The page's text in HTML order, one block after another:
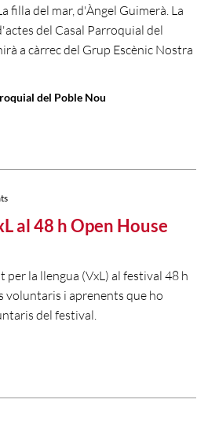
filla del mar, d'Àngel Guimerà. La
del Casal Parroquial del
a càrrec del Grup Escènic Nostra
del Poble Nou
al 48 h Open House
la llengua (VxL) al festival 48 h
voluntaris i aprenents que ho
del festival.